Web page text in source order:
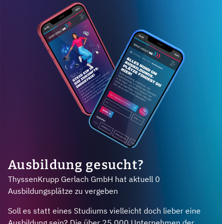
Ausbildung gesucht?
ThyssenKrupp Gerlach GmbH hat aktuell 0
Ausbildungsplätze zu vergeben
Soll es statt eines Studiums vielleicht doch lieber eine